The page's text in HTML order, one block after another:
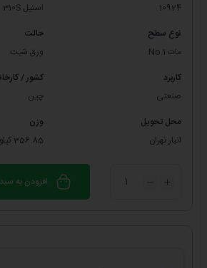
10924
استیل 310S
نوع سطح
مات No.1
حالت
ورق شیت
کاربرد
صنعتی
کشور /
چین
محل تحویل
انبار تهران
وزن
356.85 کیلوگرم
افزودن به